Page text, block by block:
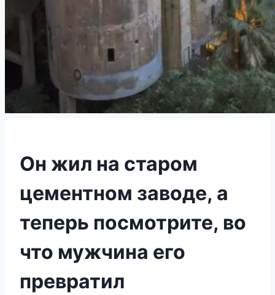
Он жил на старом
цементном заводе, а
теперь посмотрите, во
что мужчина его
превратил